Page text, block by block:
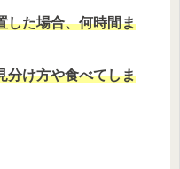
した場合、何時間ま
分け方や食べてしま